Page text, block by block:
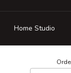
Home Studio